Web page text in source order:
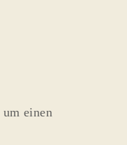
um einen